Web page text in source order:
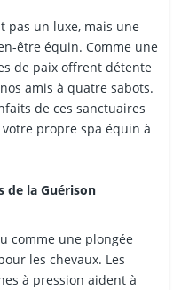
pas un luxe, mais une
être équin. Comme une
de paix offrent détente
amis à quatre sabots.
de ces sanctuaires
propre spa équin à
de la Guérison
comme une plongée
les chevaux. Les
à pression aident à